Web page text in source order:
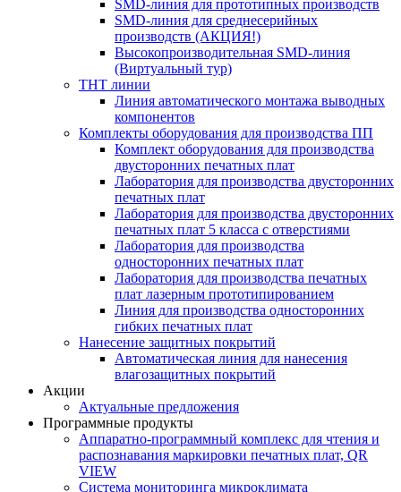
SMD-линия для прототипных производств
SMD-линия для среднесерийных
производств (АКЦИЯ!)
Высокопроизводительная SMD-линия
(Виртуальный тур)
THT линии
Линия автоматического монтажа выводных
компонентов
Комплекты оборудования для производства ПП
Комплект оборудования для производства
двусторонних печатных плат
Лаборатория для производства двусторонних
печатных плат
Лаборатория для производства двусторонних
печатных плат 5 класса с отверстиями
Лаборатория для производства
односторонних печатных плат
Лаборатория для производства печатных
плат лазерным прототипированием
Линия для производства односторонних
гибких печатных плат
Нанесение защитных покрытий
Автоматическая линия для нанесения
влагозащитных покрытий
Акции
Актуальные предложения
Программные продукты
Аппаратно-программный комплекс для чтения и
распознавания маркировки печатных плат, QR
VIEW
Система мониторинга микроклимата